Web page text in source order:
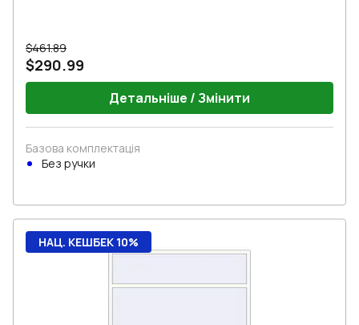
$461.89
$290.99
Детальніше / Змінити
Базова комплектація
Без ручки
НАЦ. КЕШБЕК 10%